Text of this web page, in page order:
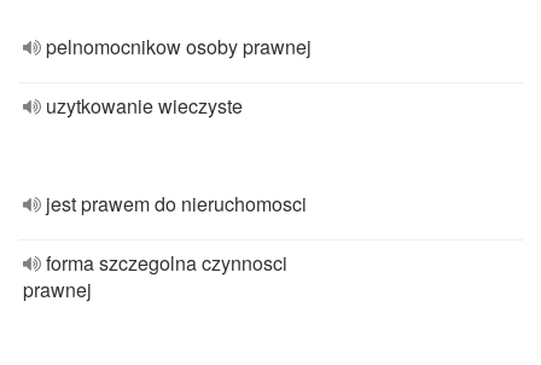
pelnomocnikow osoby prawnej
uzytkowanie wieczyste
jest prawem do nieruchomosci
forma szczegolna czynnosci
prawnej